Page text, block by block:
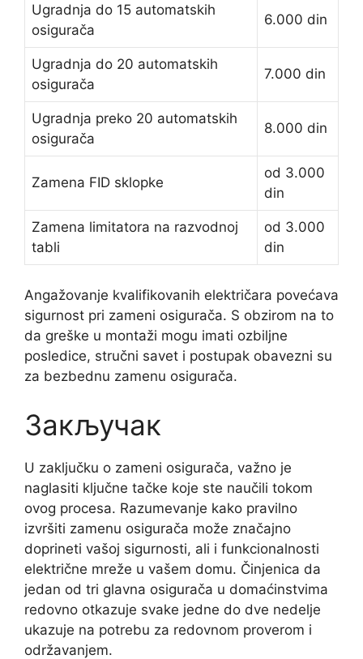
Ugradnja do 15 automatskih
osigurača
6.000 din
Ugradnja do 20 automatskih
osigurača
7.000 din
Ugradnja preko 20 automatskih
osigurača
8.000 din
Zamena FID sklopke
od 3.000
din
Zamena limitatora na razvodnoj
tabli
od 3.000
din
Angažovanje kvalifikovanih električara povećava
sigurnost pri zameni osigurača. S obzirom na to
da greške u montaži mogu imati ozbiljne
posledice, stručni savet i postupak obavezni su
za bezbednu zamenu osigurača.
Закључак
U zaključku o zameni osigurača, važno je
naglasiti ključne tačke koje ste naučili tokom
ovog procesa. Razumevanje kako pravilno
izvršiti zamenu osigurača može značajno
doprineti vašoj sigurnosti, ali i funkcionalnosti
električne mreže u vašem domu. Činjenica da
jedan od tri glavna osigurača u domaćinstvima
redovno otkazuje svake jedne do dve nedelje
ukazuje na potrebu za redovnom proverom i
održavanjem.